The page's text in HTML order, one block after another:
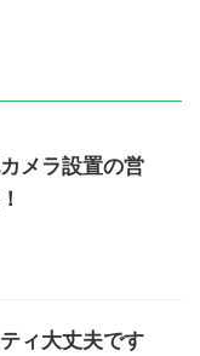
メラ設置の営
ィ大丈夫です